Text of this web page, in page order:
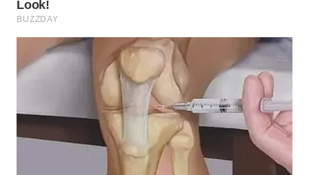
SAMOSIR
WN
PADANG